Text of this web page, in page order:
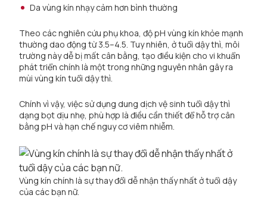
Da vùng kín nhạy cảm hơn bình thường
Theo các nghiên cứu phụ khoa, độ pH vùng kín khỏe mạnh
thường dao động từ 3.5–4.5. Tuy nhiên, ở tuổi dậy thì, môi
trường này dễ bị mất cân bằng, tạo điều kiện cho vi khuẩn
phát triển chính là một trong những nguyên nhân gây ra
mùi vùng kín tuổi dậy thì.
Chính vì vậy, việc sử dụng dung dịch vệ sinh tuổi dậy thì
dạng bọt dịu nhẹ, phù hợp là điều cần thiết để hỗ trợ cân
bằng pH và hạn chế nguy cơ viêm nhiễm.
Vùng kín chính là sự thay đổi dễ nhận thấy nhất ở tuổi dậy
của các bạn nữ.